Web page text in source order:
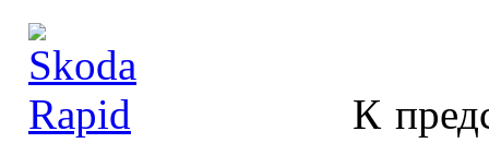
К